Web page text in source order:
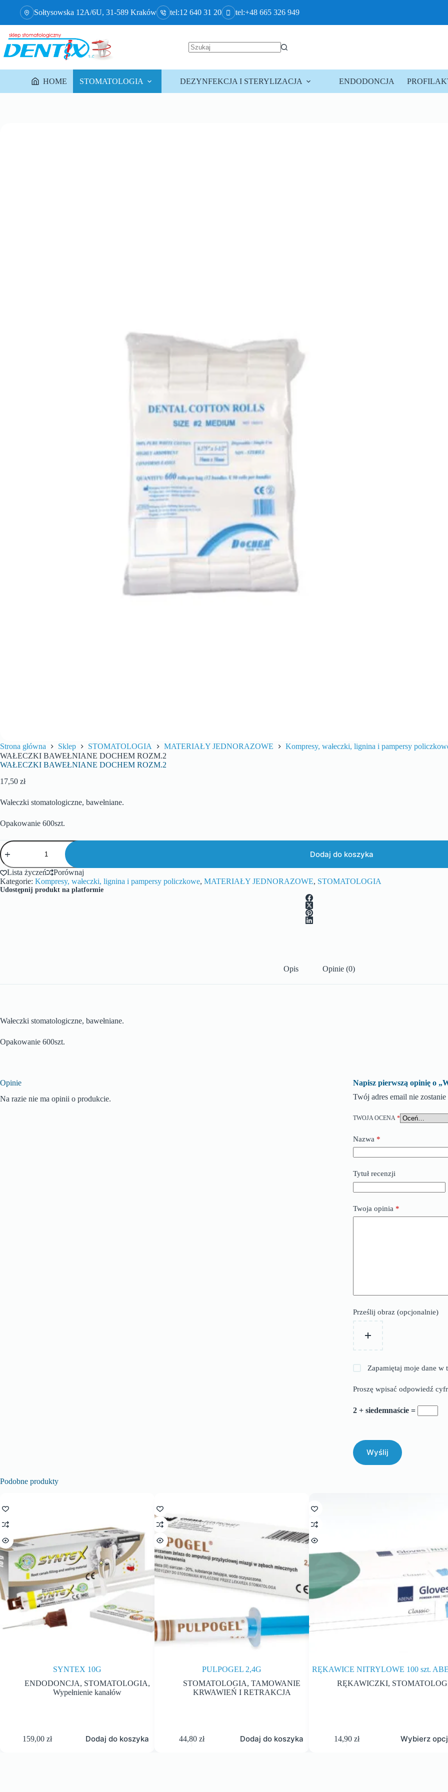
Sołtysowska 12A/6U, 31-589 Kraków tel:12 640 31 20 tel:+48 665 326 949
HOME STOMATOLOGIA DEZYNFEKCJA I STERYLIZACJA ENDODONCJA
Strona główna Sklep STOMATOLOGIA MATERIAŁY JEDNORAZOWE
Kompresy, wałeczki, lignina i pampersy
WAŁECZKI BAWEŁNIANE DOCHEM ROZM.2
WAŁECZKI BAWEŁNIANE DOCHEM ROZM.2
17,50 zł
Wałeczki stomatologiczne, bawełniane.
Opakowanie 600szt.
Dodaj do koszyka
Lista życzeń
Porównaj
Kategorie: Kompresy, wałeczki, lignina i pampersy policzkowe, MATERIAŁY JEDNORAZOWE, STOMATOLOGIA
Udostępnij produkt na platformie
Opis Opinie (0)
Wałeczki stomatologiczne, bawełniane.
Opakowanie 600szt.
Opinie
Na razie nie ma opinii o produkcie.
Napisz pierwszą opinię o
Twój adres email nie
TWOJA OCENA *
Nazwa *
Tytuł recenzji
Twoja opinia *
Prześlij obraz (opcjonalnie)
Zapamiętaj moje dane w
Proszę wpisać odpowiedź
2 + siedemnaście =
Wyślij
Podobne produkty
SYNTEX 10G
ENDODONCJA, STOMATOLOGIA,
Wypełnienie kanałów
159,00zł Dodaj do koszyka
PULPOGEL 2,4G
STOMATOLOGIA,TAMOWANIE
KRWAWIEŃ I RETRAKCJA
44,80zł Dodaj do koszyka
RĘKAWICE NITRYLOWE 100 szt.
RĘKAWICZKI,
14,90 zł Wybierz